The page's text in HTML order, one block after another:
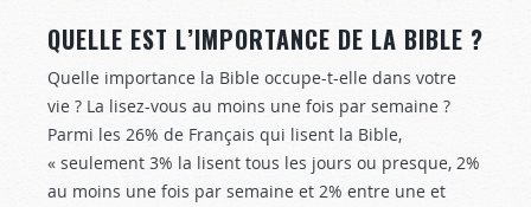
QUELLE EST L’IMPORTANCE DE LA BIBLE ?
Quelle importance la Bible occupe-t-elle dans votre
vie ? La lisez-vous au moins une fois par semaine ?
Parmi les 26% de Français qui lisent la Bible,
« seulement 3% la lisent tous les jours ou presque, 2%
au moins une fois par semaine et 2% entre une et